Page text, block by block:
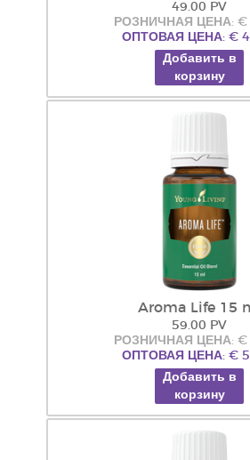
49.00 PV
РОЗНИЧНАЯ ЦЕНА: €
ОПТОВАЯ ЦЕНА: €
Добавить в
корзину
Aroma Life 15
59.00 PV
РОЗНИЧНАЯ ЦЕНА: €
ОПТОВАЯ ЦЕНА: €
Добавить в
корзину